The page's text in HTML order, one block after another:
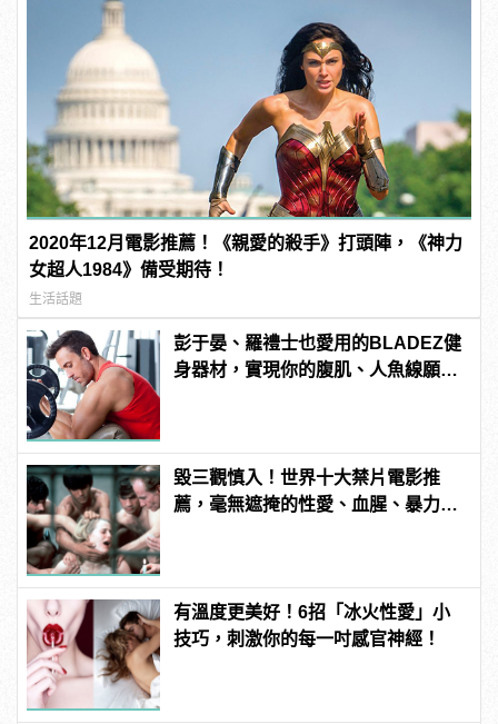
2020年12月電影推薦！《親愛的殺手》打頭陣，《神力
女超人1984》備受期待！
生活話題
彭于晏、羅禮士也愛用的BLADEZ健
身器材，實現你的腹肌、人魚線願
毀三觀慎入！世界十大禁片電影推
薦，毫無遮掩的性愛、血腥、暴力、
有溫度更美好！6招「冰火性愛」小
技巧，刺激你的每一吋感官神經！